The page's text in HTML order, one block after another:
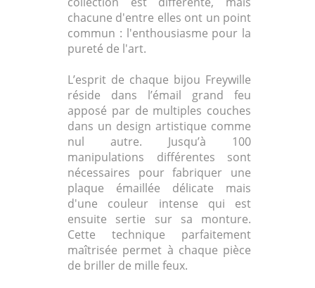
chacune d'entre elles ont un point
commun : l'enthousiasme pour la
pureté de l'art.
L’esprit de chaque bijou Freywille
réside dans l’émail grand feu
apposé par de multiples couches
dans un design artistique comme
nul autre. Jusqu’à 100
manipulations différentes sont
nécessaires pour fabriquer une
plaque émaillée délicate mais
d'une couleur intense qui est
ensuite sertie sur sa monture.
Cette technique parfaitement
maîtrisée permet à chaque pièce
de briller de mille feux.